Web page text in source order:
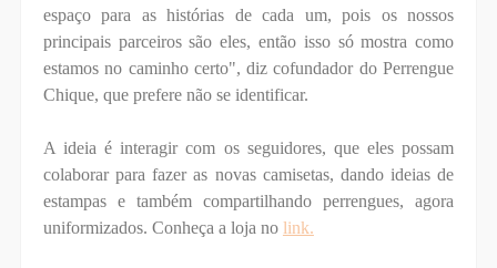
espaço para as histórias de cada um, pois os nossos
principais parceiros são eles, então isso só mostra como
estamos no caminho certo", diz cofundador do Perrengue
Chique, que prefere não se identificar.
A ideia é interagir com os seguidores, que eles possam
colaborar para fazer as novas camisetas, dando ideias de
estampas e também compartilhando perrengues, agora
uniformizados. Conheça a loja no link.